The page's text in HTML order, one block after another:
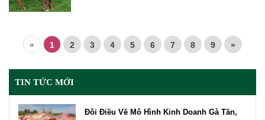
« 1 2 3 4 5 6 7 8 9 »
TIN TỨC MỚI
Đôi Điều Về Mô Hình Kinh Doanh Gà Tần,